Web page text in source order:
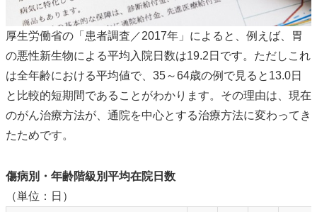
厚生労働省の「患者調査／2017年」によると、例えば、胃
の悪性新生物による平均入院日数は19.2日です。ただしこれ
は全年齢における平均値で、35～64歳の例で見ると13.0日
と比較的短期間であることがわかります。その理由は、現在
のがん治療方法が、通院を中心とする治療方法に変わってき
たためです。
傷病別・年齢階級別平均在院日数
（単位：日）